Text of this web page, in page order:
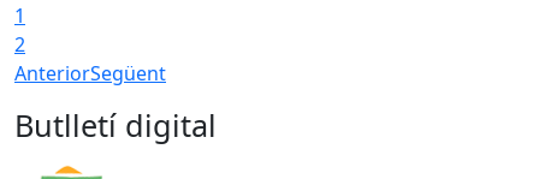
1
2
AnteriorSegüent
Butlletí digital